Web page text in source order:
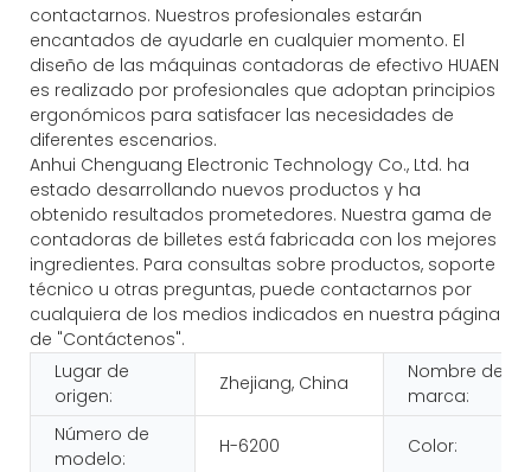
contactarnos. Nuestros profesionales estarán
encantados de ayudarle en cualquier momento. El
diseño de las máquinas contadoras de efectivo HUAEN
es realizado por profesionales que adoptan principios
ergonómicos para satisfacer las necesidades de
diferentes escenarios.
Anhui Chenguang Electronic Technology Co., Ltd. ha
estado desarrollando nuevos productos y ha
obtenido resultados prometedores. Nuestra gama de
contadoras de billetes está fabricada con los mejores
ingredientes. Para consultas sobre productos, soporte
técnico u otras preguntas, puede contactarnos por
cualquiera de los medios indicados en nuestra página
de "Contáctenos".
Lugar de
origen:
Zhejiang, China
Nombre de
marca:
Número de
modelo:
H-6200 Color: